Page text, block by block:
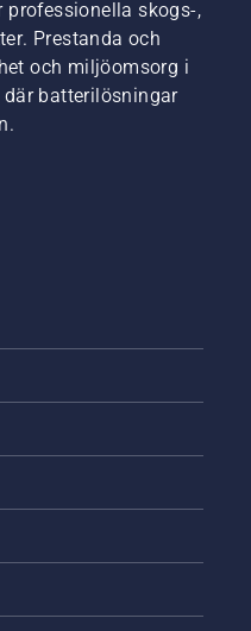
skogs-,
Prestanda och
och miljöomsorg i
batterilösningar